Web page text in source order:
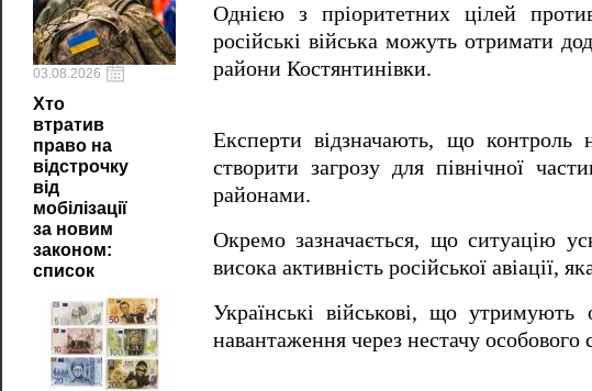
03.08.2026
Хто
втратив
право на
відстрочку
від
мобілізації
за новим
законом:
список
Однією з пріоритетних цілей
російські війська можуть отримати
райони Костянтинівки.
Експерти відзначають, що контроль
створити загрозу для північної
районами.
Окремо зазначається, що ситуацію
висока активність російської
Українські військові, що
навантаження через нестачу особового